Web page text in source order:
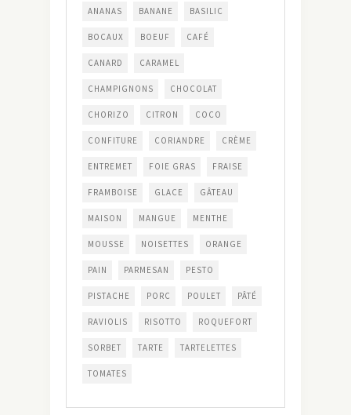
ANANAS BANANE BASILIC
BOCAUX BOEUF CAFÉ
CANARD CARAMEL
CHAMPIGNONS CHOCOLAT
CHORIZO CITRON COCO
CONFITURE CORIANDRE CRÈME
ENTREMET FOIE GRAS FRAISE
FRAMBOISE GLACE GÂTEAU
MAISON MANGUE MENTHE
MOUSSE NOISETTES ORANGE
PAIN PARMESAN PESTO
PISTACHE PORC POULET PÂTÉ
RAVIOLIS RISOTTO ROQUEFORT
SORBET TARTE TARTELETTES
TOMATES